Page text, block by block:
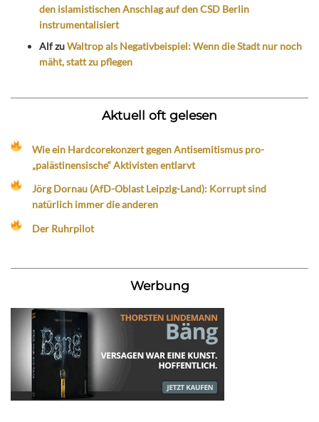
den islamistischen Anschlag auf den CSD Berlin
instrumentalisiert
AlfzuWaltrop als Negativbeispiel: Wenn die Stadt nur noch
mäht, statt zu pflegen
Aktuell oft gelesen
Wie ein Hardcorekonzert gegen Antisemitismus pro-
„palästinensische“ Aktivisten entlarvt
Jörg Dornau (AfD-Oblast Leipzig-Land): Korrupt sind
natürlich immer die anderen
Der Ruhrpilot
Werbung